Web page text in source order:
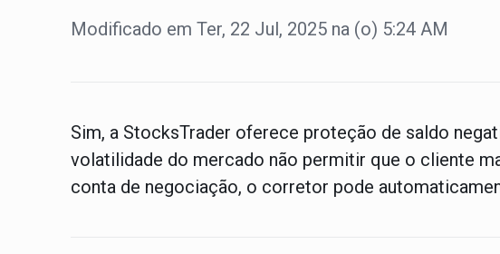
Modificado em Ter, 22 Jul, 2025 na (o) 5:24 AM
Sim, a StocksTrader oferece proteção de saldo
volatilidade do mercado não permitir que o cliente
conta de negociação, o corretor pode